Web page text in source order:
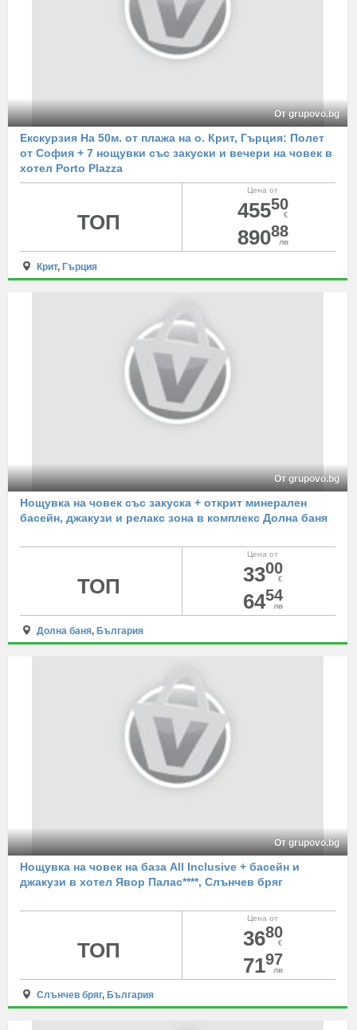
От grupovo.bg
Екскурзия На 50м. от плажа на о. Крит, Гърция: Полет
от София + 7 нощувки със закуски и вечери на човек в
хотел Porto Plazza
Цена от
45550
€
89088
лв
ТОП
Крит, Гърция
От grupovo.bg
Нощувка на човек със закуска + открит минерален
басейн, джакузи и релакс зона в комплекс Долна баня
Цена от
3300
€
6454
лв
ТОП
Долна баня, България
От grupovo.bg
Нощувка на човек на база All Inclusive + басейн и
джакузи в хотел Явор Палас****, Слънчев бряг
Цена от
3680
€
7197
лв
ТОП
Слънчев бряг, България